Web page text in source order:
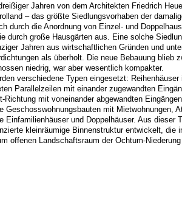
Jahren von dem Architekten Friedrich
– das größte Siedlungsvorhaben der
durch die Anordnung von Einzel- und
durch große Hausgärten aus. Eine solche
Jahren aus wirtschaftlichen Gründen und
als überholt. Die neue Bebauung blieb
niedrig, war aber wesentlich kompakter.
verschiedene Typen eingesetzt: Reihenhäuser
Parallelzeilen mit einander zugewandten
Richtung mit voneinander abgewandten
Geschosswohnungsbauten mit Mietwohnungen,
Einfamilienhäuser und Doppelhäuser. Aus dieser
kleinräumige Binnenstruktur entwickelt, die
offenen Landschaftsraum der Ochtum-